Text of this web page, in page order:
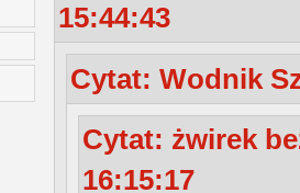
15:44:43
Cytat: Wodnik
Cytat: żwirek
16:15:17